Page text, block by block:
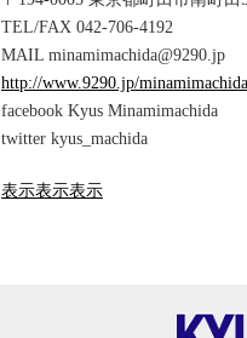
TEL/FAX 042-706-4192
MAIL minamimachida@9290.jp
http://www.9290.jp/minamimachida
facebook Kyus Minamimachida
twitter kyus_machida
表示表示表示